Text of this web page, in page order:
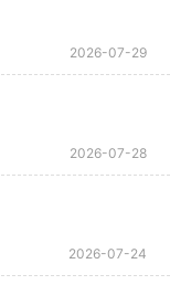
2026-07-29
2026-07-28
2026-07-24